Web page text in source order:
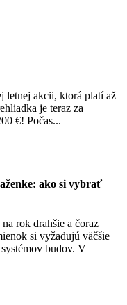
letnej akcii, ktorá platí až
je teraz za
€! Počas...
ako si vybrať
rok drahšie a čoraz
si vyžadujú väčšie
budov. V